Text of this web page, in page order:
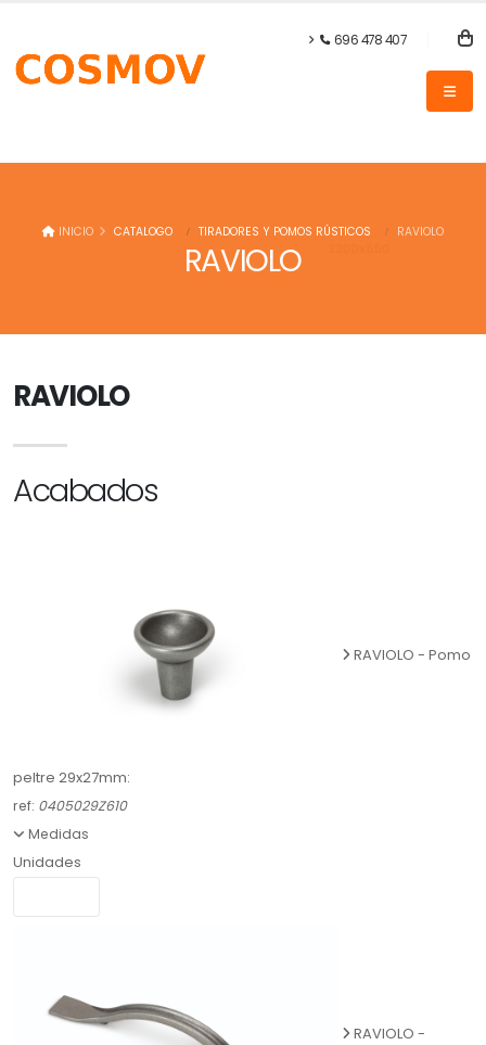
696 478 407
RAVIOLO
INICIO CATALOGO TIRADORES Y POMOS RÚSTICOS RAVIOLO
RAVIOLO
Acabados
RAVIOLO - Pomo
peltre 29x27mm:
ref: 0405029Z610
Medidas
Unidades
RAVIOLO -